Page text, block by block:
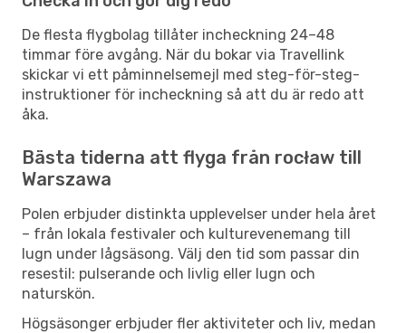
De flesta flygbolag tillåter incheckning 24–48
timmar före avgång. När du bokar via Travellink
skickar vi ett påminnelsemejl med steg-för-steg-
instruktioner för incheckning så att du är redo att
åka.
Bästa tiderna att flyga från rocław till
Warszawa
Polen erbjuder distinkta upplevelser under hela året
– från lokala festivaler och kulturevenemang till
lugn under lågsäsong. Välj den tid som passar din
resestil: pulserande och livlig eller lugn och
naturskön.
Högsäsonger erbjuder fler aktiviteter och liv, medan